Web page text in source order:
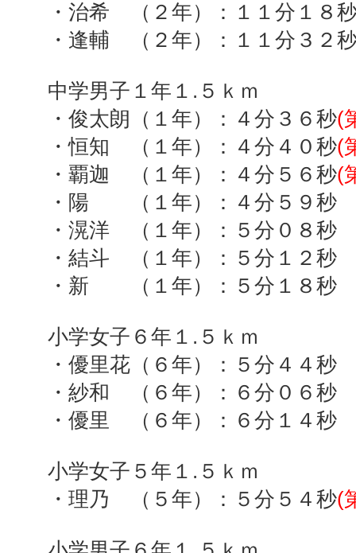
・治希 （２年）：１１分１８
・逢輔 （２年）：１１分３２
中学男子１年１ . ５ｋｍ
・俊太朗（１年）：４分３６秒(
・恒知 （１年）：４分４０秒(
・覇迦 （１年）：４分５６秒(
・陽 （１年）：４分５９秒
・滉洋 （１年）：５分０８秒
・結斗 （１年）：５分１２秒
・新 （１年）：５分１８秒
小学女子６年１ . ５ｋｍ
・優里花（６年）：５分４４秒
・紗和 （６年）：６分０６秒
・優里 （６年）：６分１４秒
小学女子５年１ . ５ｋｍ
・理乃 （５年）：５分５４秒(